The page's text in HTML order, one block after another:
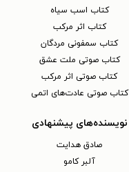
کتاب اسب سیاه
کتاب اثر مرکب
کتاب سمفونی مردگان
کتاب صوتی ملت عشق
کتاب صوتی اثر مرکب
کتاب صوتی عادت‌های اتمی
نویسنده‌های پیشنهادی
صادق هدایت
آلبر کامو